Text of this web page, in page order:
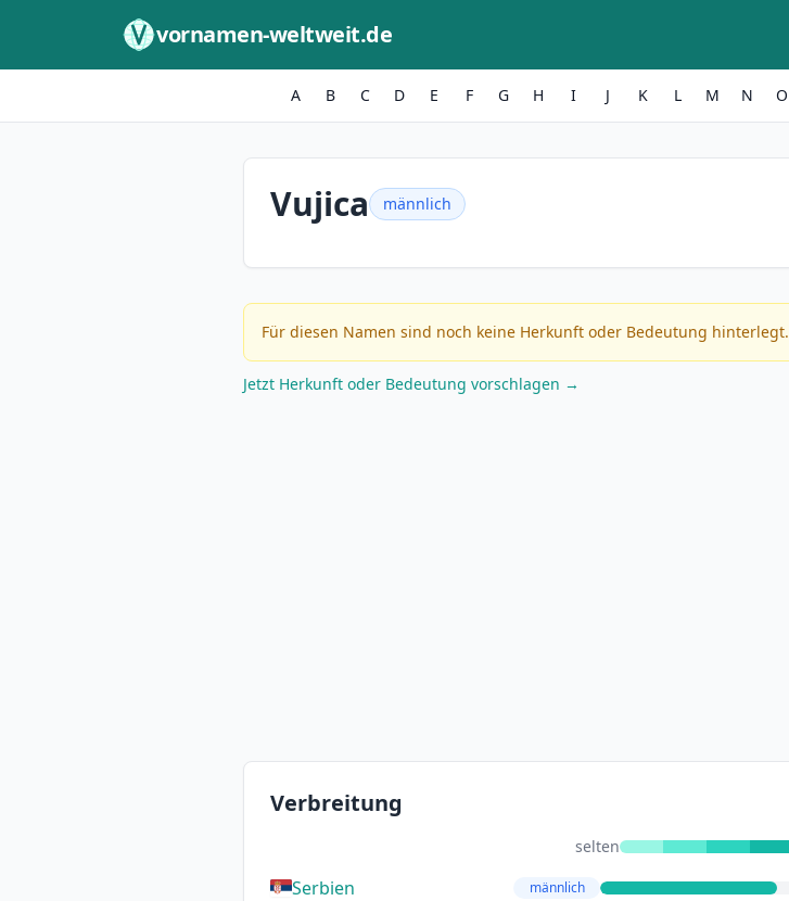
vornamen-weltweit.de
A B C D E F G H I J K L M N O
Vujica männlich
Für diesen Namen sind noch keine Herkunft oder Bedeutung hinterlegt.
Jetzt Herkunft oder Bedeutung vorschlagen →
Verbreitung
selten
Serbien männlich